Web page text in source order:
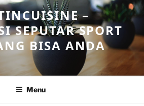
–
SEPUTAR SPORT
BISA ANDA
Menu